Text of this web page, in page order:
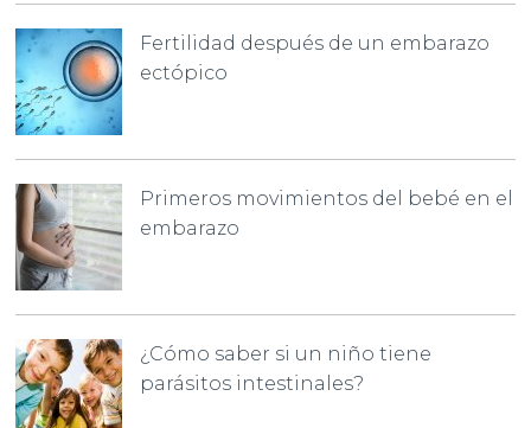
Fertilidad después de un embarazo
ectópico
Primeros movimientos del bebé en el
embarazo
¿Cómo saber si un niño tiene
parásitos intestinales?